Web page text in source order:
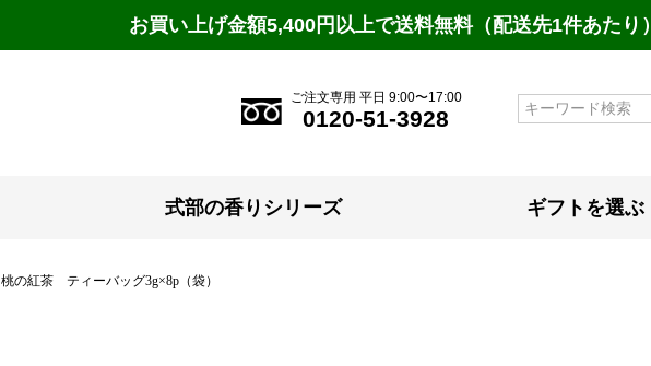
お買い上げ金額5,400円以上で送料無料（配送先1件あたり）
ご注文専用 平日 9:00〜17:00
0120-51-3928
式部の香りシリーズ ギフトを選ぶ
桃の紅茶 ティーバッグ3g×8p（袋）